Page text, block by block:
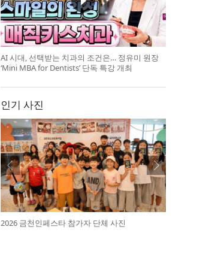
AI 시대, 선택받는 치과의 조건은… 정유미 원장
‘Mini MBA for Dentists’ 단독 특강 개최
인기 사진
2026 금천인페스타 참가자 단체 사진